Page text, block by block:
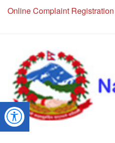
Online Complaint Registration